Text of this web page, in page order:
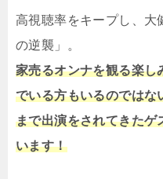
高視聴率をキープし、大
の逆襲」。
家売るオンナを観る楽し
でいる方もいるのではな
まで出演をされてきたゲ
います！